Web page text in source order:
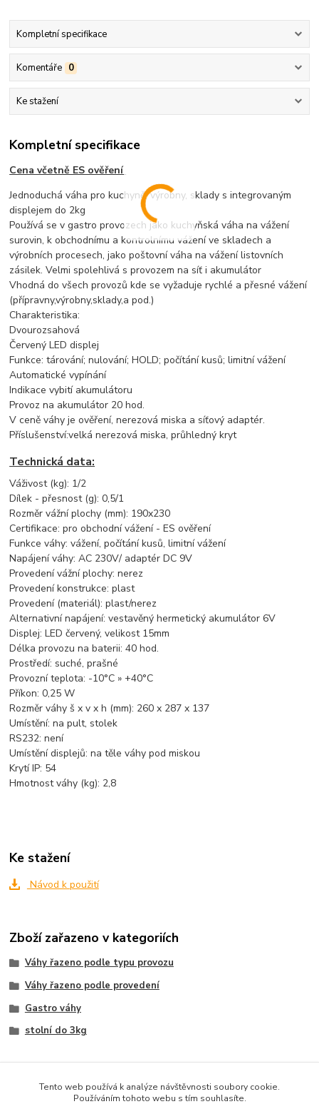
Kompletní specifikace
Komentáře 0
Ke stažení
Kompletní specifikace
Cena včetně ES ověření
Jednoduchá váha pro kuchyně, výrobny, sklady s integrovaným
displejem do 2kg
Používá se v gastro provozech jako kuchyňská váha na vážení
surovin, k obchodnímu a kontrolnímu vážení ve skladech a
výrobních procesech, jako poštovní váha na vážení listovních
zásilek. Velmi spolehlivá s provozem na síť i akumulátor
Vhodná do všech provozů kde se vyžaduje rychlé a přesné vážení
(přípravny,výrobny,sklady,a pod.)
Charakteristika:
Dvourozsahová
Červený LED displej
Funkce: tárování; nulování; HOLD; počítání kusů; limitní vážení
Automatické vypínání
Indikace vybití akumulátoru
Provoz na akumulátor 20 hod.
V ceně váhy je ověření, nerezová miska a síťový adaptér.
Příslušenství:velká nerezová miska, průhledný kryt
Technická data:
Váživost (kg): 1/2
Dílek - přesnost (g): 0,5/1
Rozměr vážní plochy (mm): 190x230
Certifikace: pro obchodní vážení - ES ověření
Funkce váhy: vážení, počítání kusů, limitní vážení
Napájení váhy: AC 230V/ adaptér DC 9V
Provedení vážní plochy: nerez
Provedení konstrukce: plast
Provedení (materiál): plast/nerez
Alternativní napájení: vestavěný hermetický akumulátor 6V
Displej: LED červený, velikost 15mm
Délka provozu na baterii: 40 hod.
Prostředí: suché, prašné
Provozní teplota: -10°C » +40°C
Příkon: 0,25 W
Rozměr váhy š x v x h (mm): 260 x 287 x 137
Umístění: na pult, stolek
RS232: není
Umístění displejů: na těle váhy pod miskou
Krytí IP: 54
Hmotnost váhy (kg): 2,8
Ke stažení
Návod k použití
Zboží zařazeno v kategoriích
Váhy řazeno podle typu provozu
Váhy řazeno podle provedení
Gastro váhy
stolní do 3kg
Tento web používá k analýze návštěvnosti soubory cookie.
Používáním tohoto webu s tím souhlasíte.